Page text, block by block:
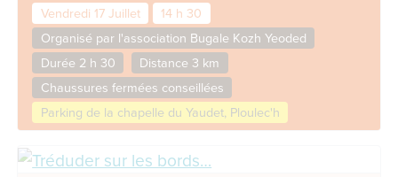
Vendredi 17 Juillet
14 h 30
Organisé par l'association Bugale Kozh Yeoded
Durée 2 h 30
Distance 3 km
Chaussures fermées conseillées
Parking de la chapelle du Yaudet, Ploulec'h